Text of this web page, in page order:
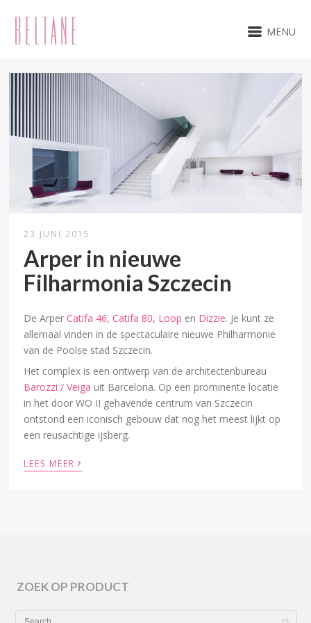
MENU
23 JUNI 2015
Arper in nieuwe
Filharmonia Szczecin
De ArperCatifa 46,Catifa 80, Loop en Dizzie. Je kunt ze
allemaal vinden in de spectaculaire nieuwe Philharmonie
van de Poolse stad Szczecin.
Het complex is een ontwerp van de architectenbureau
Barozzi / Veiga uit Barcelona. Op een prominente locatie
in het door WO II gehavende centrum van Szczecin
ontstond een iconisch gebouw dat nog het meest lijkt op
een reusachtige ijsberg.
LEES MEER ›
ZOEK OP PRODUCT